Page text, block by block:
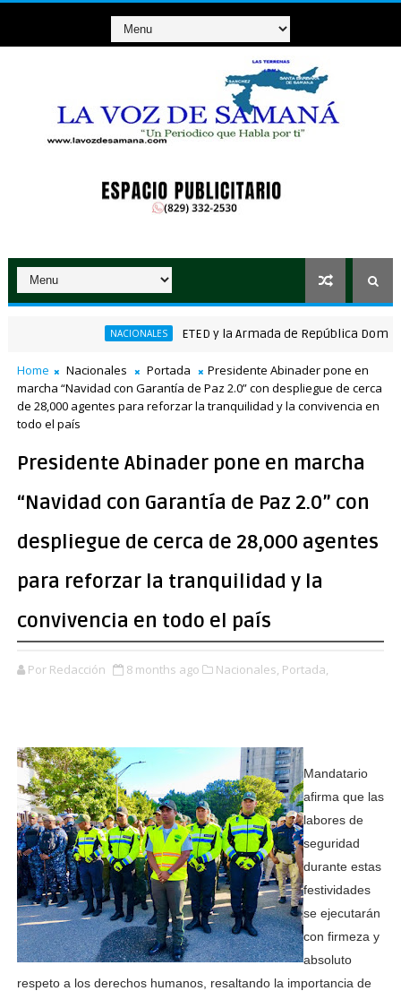
NACIONALES ETED y la Armada de República
Home Nacionales Portada
Presidente Abinader pone en
marcha “Navidad con Garantía de Paz 2.0” con despliegue de cerca
de 28,000 agentes para reforzar la tranquilidad y la convivencia en
todo el país
Presidente Abinader pone en marcha
“Navidad con Garantía de Paz 2.0” con
despliegue de cerca de 28,000 agentes
para reforzar la tranquilidad y la
convivencia en todo el país
Por Redacción 8 months ago Nacionales, Portada,
Mandatario
afirma que las
labores de
seguridad
durante estas
festividades
se ejecutarán
con firmeza y
absoluto
respeto a los derechos humanos, resaltando la importancia de